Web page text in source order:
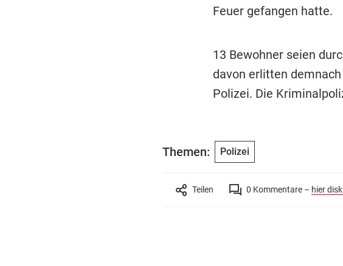
Feuer gefangen hatte.
13 Bewohner seien
davon erlitten
Polizei. Die
Themen: Polizei
Teilen 0 Kommentare – hier